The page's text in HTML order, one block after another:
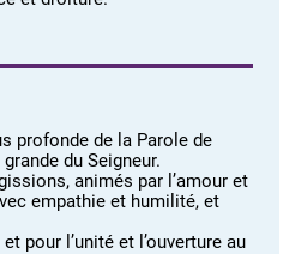
profonde de la Parole de
du Seigneur.
animés par l’amour et
empathie et humilité, et
pour l’unité et l’ouverture au